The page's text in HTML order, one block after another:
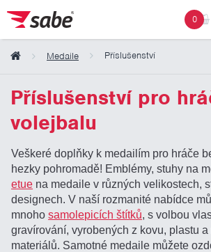
0
Medaile Příslušenství
Příslušenství pro
volejbalu
Veškeré doplňky k medailím pro hráče
hezky pohromadě! Emblémy, stuhy na
etue na medaile v různých velikostech,
designech. V naší rozmanité nabídce
mnohosamolepicích štítků, s volbou
gravírování, vyrobených z kovu, plastu
materiálů. Samotné medaile můžete
Obsah košíku
Košík zeje prázdnotou